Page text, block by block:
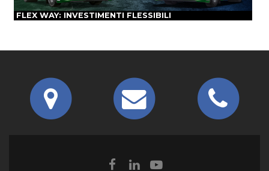
FLEX WAY: INVESTIMENTI FLESSIBILI